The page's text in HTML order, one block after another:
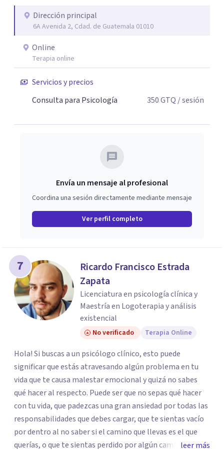
internos para afrontar los desafíos con mayor claridad,
equilibrio y bienestar.
Dirección principal
6A Avenida 2, Cdad. de Guatemala 01010
Online
Terapia online
Servicios y precios
Consulta para Psicología
350GTQ / sesión
Envía un mensaje al profesional
Coordina una sesión directamente mediante mensaje
Ver perfil completo
7
Ricardo Francisco Estrada
Zapata
Licenciatura en psicología clínica y
Maestría en Logoterapia y análisis
existencial
No verificado Terapia Online
Hola! Si buscas a un psicólogo clínico, esto puede
significar que estás atravesando algún problema en tu
vida que te causa malestar emocional y quizá no sabes
qué hacer al respecto. Puede ser que no sepas qué hacer
con tu vida, que padezcas una gran ansiedad por todas las
responsabilidades que debes cargar, que te sientas vacío
por dentro al no saber si el camino que llevas es el que
querías, o que te sientas perdido por algún cambioleer más